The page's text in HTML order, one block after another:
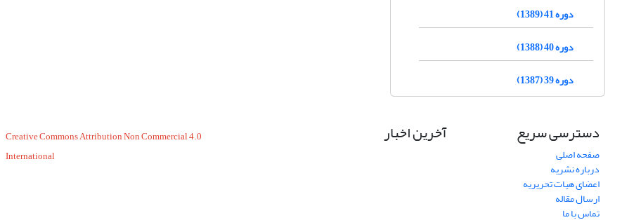
دوره 41 (1389)
دوره 40 (1388)
دوره 39 (1387)
دسترسی سریع
صفحه اصلی
درباره نشریه
اعضای هیات تحریریه
ارسال مقاله
تماس با ما
آخرین اخبار
Creative Commons Attribution Non Commercial 4.0
International